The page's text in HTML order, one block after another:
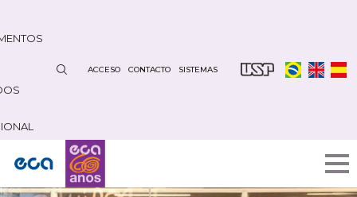
contenido
ACCESO CONTACTO SISTEMAS